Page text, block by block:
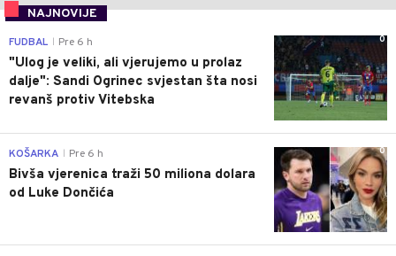
NAJNOVIJE
0
FUDBAL Pre 6 h
"Ulog je veliki, ali vjerujemo u prolaz
dalje": Sandi Ogrinec svjestan šta nosi
revanš protiv Vitebska
0
KOŠARKA Pre 6 h
Bivša vjerenica traži 50 miliona dolara
od Luke Dončića